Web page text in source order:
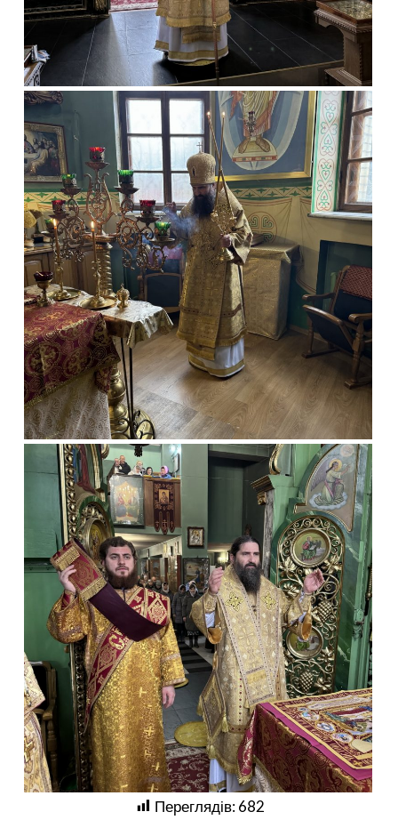
Переглядів: 682